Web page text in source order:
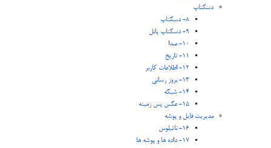
دسکتاپ
8- دسکتاپ
9- دسکتاپ پانل
10- صدا
11- تاریخ
12- اطلاعات کاربر
13- بروز رسانی
14- شبکه
15- عکس پس زمینه
مدیریت فایل و پوشه
16- ناتیلوس
17- داده ها و پوشه ها